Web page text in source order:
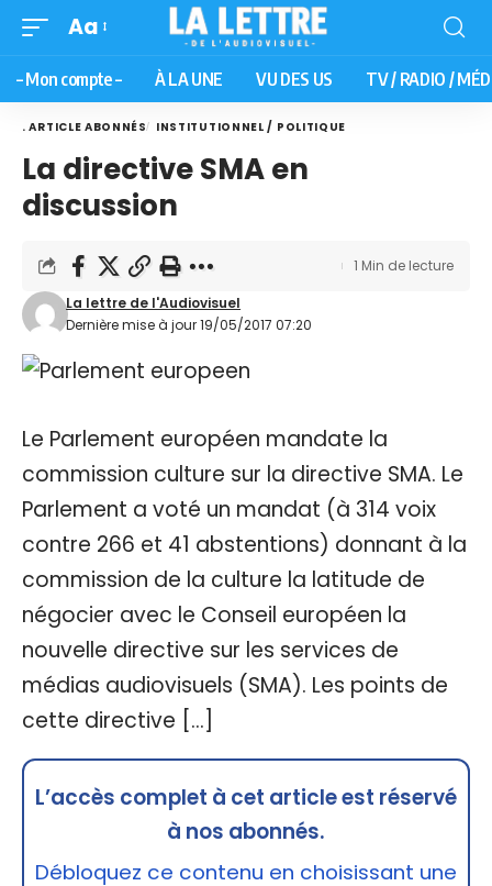
Aa
– Mon compte – À LA UNE VU DES US TV / RADIO /
. ARTICLE ABONNÉS INSTITUTIONNEL / POLITIQUE
La directive SMA en
discussion
Dernière mise à jour 19/05/2017 07:20
La lettre de l'Audiovisuel
1 Min de lecture
Le Parlement européen mandate la
commission culture sur la directive SMA. Le
Parlement a voté un mandat (à 314 voix
contre 266 et 41 abstentions) donnant à la
commission de la culture la latitude de
négocier avec le Conseil européen la
nouvelle directive sur les services de
médias audiovisuels (SMA). Les points de
cette directive […]
L’accès complet à cet article est réservé
à nos abonnés.
Débloquez ce contenu en choisissant une